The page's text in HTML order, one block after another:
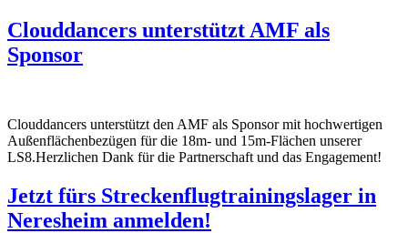
Clouddancers unterstützt AMF als
Sponsor
Clouddancers unterstützt den AMF als Sponsor mit hochwertigen
Außenflächenbezügen für die 18m- und 15m-Flächen unserer
LS8.Herzlichen Dank für die Partnerschaft und das Engagement!
Jetzt fürs Streckenflugtrainingslager in
Neresheim anmelden!